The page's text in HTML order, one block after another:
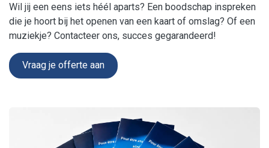
Wil jij een eens iets héél aparts? Een boodschap inspreken
die je hoort bij het openen van een kaart of omslag? Of een
muziekje? Contacteer ons, succes gegarandeerd!
Vraag je offerte aan